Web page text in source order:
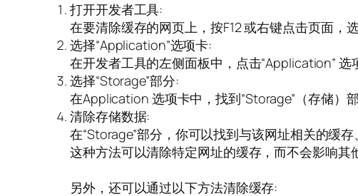
打开开发者工具:
在要清除缓存的网页上，按F12 或右键点击页面，选
选择“Application”选项卡:
在开发者工具的左侧面板中，点击“Application” 选
选择“Storage”部分:
在Application 选项卡中，找到“Storage”（存储）部
清除存储数据:
在“Storage”部分，你可以找到与该网址相关的缓
这种方法可以清除特定网址的缓存，而不会影响其
另外，还可以通过以下方法清除缓存: